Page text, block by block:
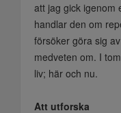
att jag gick igenom
handlar den om
försöker göra sig
medveten om. I
liv; här och nu.
Att utforska